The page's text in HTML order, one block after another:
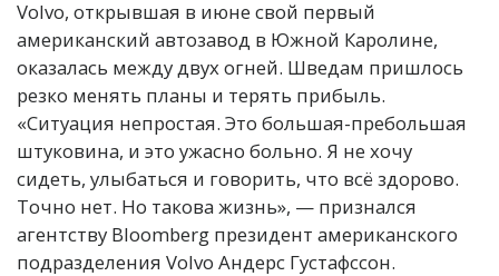
Volvo, открывшая в июне свой первый
американский автозавод в Южной Каролине,
оказалась между двух огней. Шведам пришлось
резко менять планы и терять прибыль.
«Ситуация непростая. Это большая-пребольшая
штуковина, и это ужасно больно. Я не хочу
сидеть, улыбаться и говорить, что всё здорово.
Точно нет. Но такова жизнь», — признался
агентству Bloomberg президент американского
подразделения Volvo Андерс Густафссон.